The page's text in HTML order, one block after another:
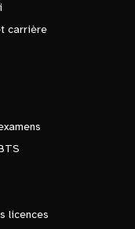
carrière
licences